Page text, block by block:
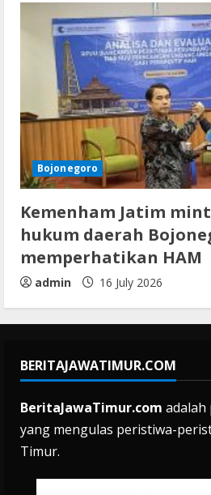
Bojonegoro
Kemenham Jatim
hukum daerah
memperhatikan HAM
admin 16 July 2026
BERITAJAWATIMUR.COM
BeritaJawaTimur.com
yang mengulas peristiwa-
Timur.